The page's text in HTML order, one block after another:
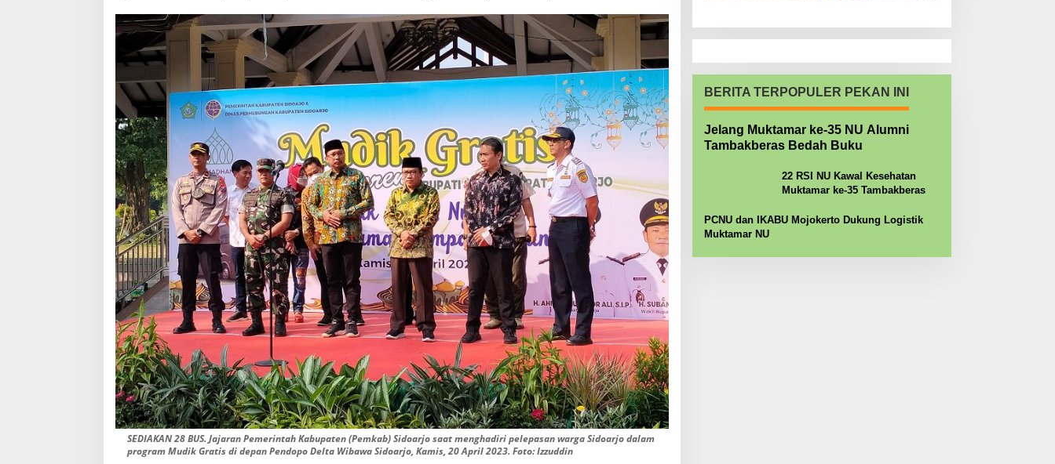
M
M
U
D
I
K
G
R
A
T
I
S
2
0
2
3
SEDIAKAN 28 BUS. Jajaran Pemerintah Kabupaten (Pemkab) Sidoarjo saat menghadiri pelepasan warga Sidoarjo dalam
program Mudik Gratis di depan Pendopo Delta Wibawa Sidoarjo, Kamis, 20 April 2023. Foto: Izzuddin
BERITA TERPOPULER PEKAN INI
Jelang Muktamar ke-35 NU Alumni
Tambakberas Bedah Buku
22 RSI NU Kawal Kesehatan
Muktamar ke-35 Tambakberas
PCNU dan IKABU Mojokerto Dukung Logistik
Muktamar NU